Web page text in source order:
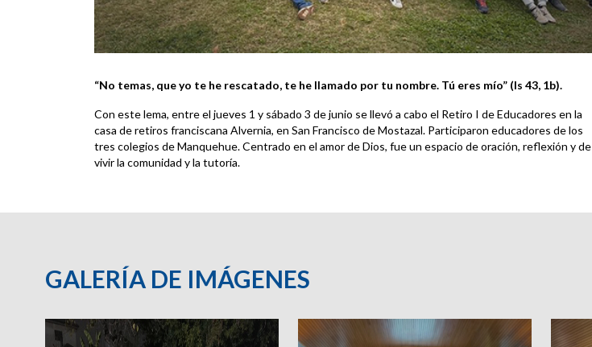
“No temas, que yo te he rescatado, te he llamado por tu nombre. Tú eres mío” (Is 43, 1b).
Con este lema, entre el jueves 1 y sábado 3 de junio se llevó a cabo el Retiro I de Educadores en la
casa de retiros franciscana Alvernia, en San Francisco de Mostazal. Participaron educadores de los
tres colegios de Manquehue. Centrado en el amor de Dios, fue un espacio de oración, reflexión y de
vivir la comunidad y la tutoría.
GALERÍA DE IMÁGENES